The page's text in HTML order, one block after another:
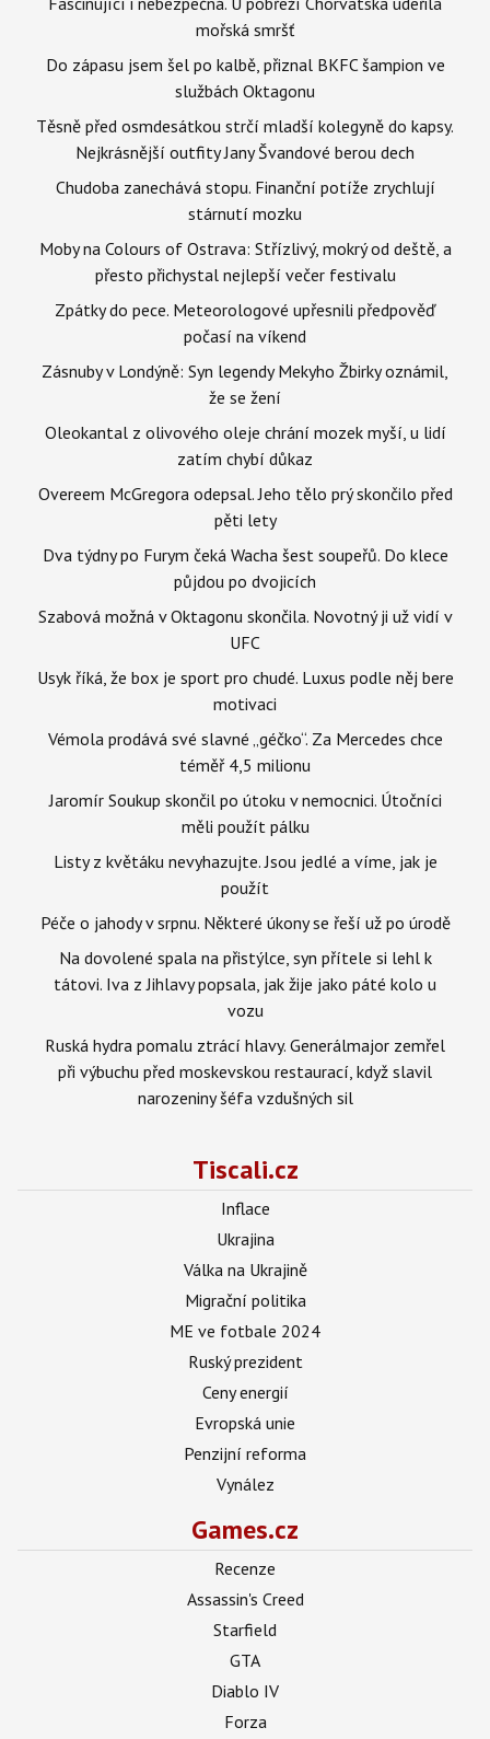
mořská smršť
Do zápasu jsem šel po kalbě, přiznal BKFC šampion ve
službách Oktagonu
Těsně před osmdesátkou strčí mladší kolegyně do kapsy.
Nejkrásnější outfity Jany Švandové berou dech
Chudoba zanechává stopu. Finanční potíže zrychlují
stárnutí mozku
Moby na Colours of Ostrava: Střízlivý, mokrý od deště, a
přesto přichystal nejlepší večer festivalu
Zpátky do pece. Meteorologové upřesnili předpověď
počasí na víkend
Zásnuby v Londýně: Syn legendy Mekyho Žbirky oznámil,
že se žení
Oleokantal z olivového oleje chrání mozek myší, u lidí
zatím chybí důkaz
Overeem McGregora odepsal. Jeho tělo prý skončilo před
pěti lety
Dva týdny po Furym čeká Wacha šest soupeřů. Do klece
půjdou po dvojicích
Szabová možná v Oktagonu skončila. Novotný ji už vidí v
UFC
Usyk říká, že box je sport pro chudé. Luxus podle něj bere
motivaci
Vémola prodává své slavné „géčko“. Za Mercedes chce
téměř 4,5 milionu
Jaromír Soukup skončil po útoku v nemocnici. Útočníci
měli použít pálku
Listy z květáku nevyhazujte. Jsou jedlé a víme, jak je
použít
Péče o jahody v srpnu. Některé úkony se řeší už po úrodě
Na dovolené spala na přistýlce, syn přítele si lehl k
tátovi. Iva z Jihlavy popsala, jak žije jako páté kolo u
vozu
Ruská hydra pomalu ztrácí hlavy. Generálmajor zemřel
při výbuchu před moskevskou restaurací, když slavil
narozeniny šéfa vzdušných sil
Tiscali.cz
Inflace
Ukrajina
Válka na Ukrajině
Migrační politika
ME ve fotbale 2024
Ruský prezident
Ceny energií
Evropská unie
Penzijní reforma
Vynález
Games.cz
Recenze
Assassin's Creed
Starfield
GTA
Diablo IV
Forza